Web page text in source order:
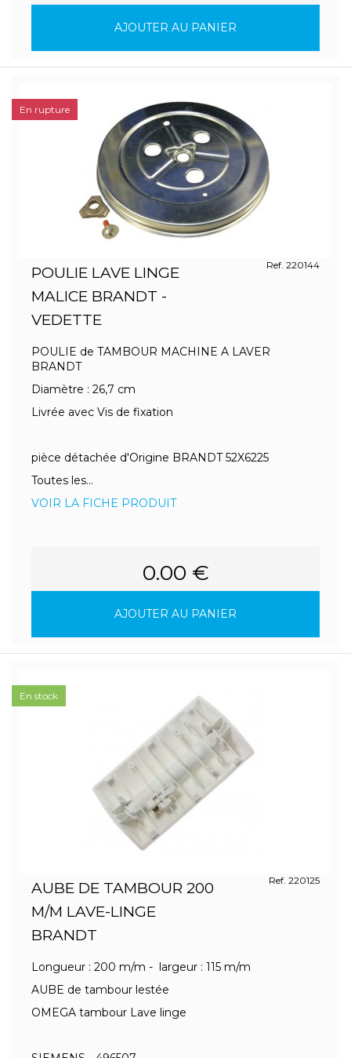
AJOUTER AU PANIER
POULIE LAVE LINGE
MALICE BRANDT -
VEDETTE
Ref. 220144
POULIE de TAMBOUR MACHINE A LAVER
BRANDT
Diamètre : 26,7 cm
Livrée avec Vis de fixation
pièce détachée d'Origine BRANDT 52X6225
Toutes les...
VOIR LA FICHE PRODUIT
0.00 €
AJOUTER AU PANIER
En rupture
AUBE DE TAMBOUR 200
M/M LAVE-LINGE
BRANDT
Ref. 220125
Longueur : 200 m/m - largeur : 115 m/m
AUBE de tambour lestée
OMEGA tambour Lave linge
En stock